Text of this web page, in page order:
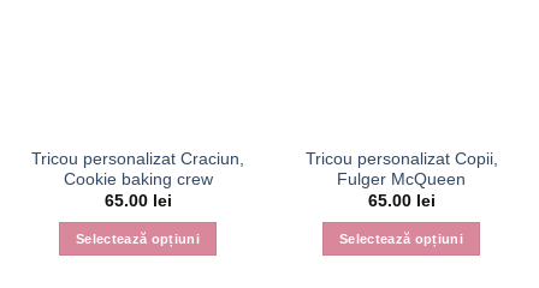
Tricou personalizat Craciun,
Cookie baking crew
65.00 lei
Selectează opțiuni
Tricou personalizat Copii,
Fulger McQueen
65.00 lei
Selectează opțiuni